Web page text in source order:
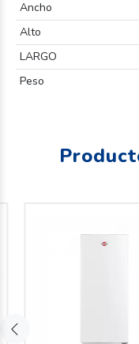
Ancho
Alto
LARGO
Peso